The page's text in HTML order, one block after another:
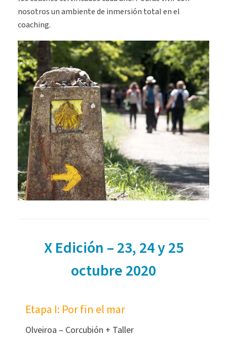
nosotros un ambiente de inmersión total en el
coaching.
X Edición – 23, 24 y 25
octubre 2020
Etapa I: Por fin el mar
Olveiroa – Corcubión + Taller